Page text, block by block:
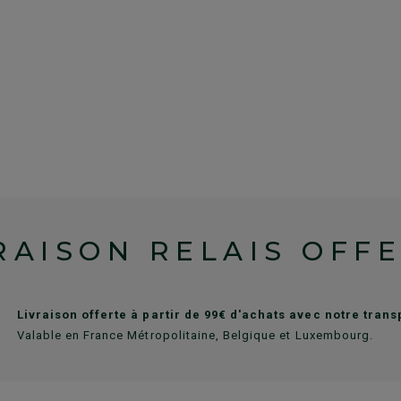
RELAIS
Livraison offerte à partir de 99€ d'achats avec notre
Valable en France Métropolitaine, Belgique et Luxembourg.